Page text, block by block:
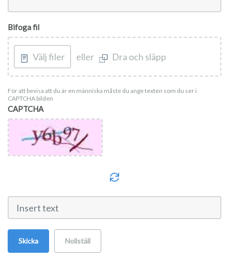
Bifoga fil
Välj filer eller Dra och släpp
För att bevisa att du är en människa måste du ange texten som du ser i
CAPTCHA bilden
CAPTCHA
Skicka Nollställ